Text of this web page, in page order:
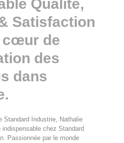
Qualité,
Satisfaction
cœur de
des
dans
Standard Industrie, Nathalie
chez Standard
Passionnée par le monde